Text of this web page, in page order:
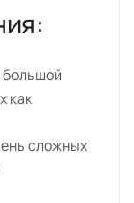
большой
как
сложных